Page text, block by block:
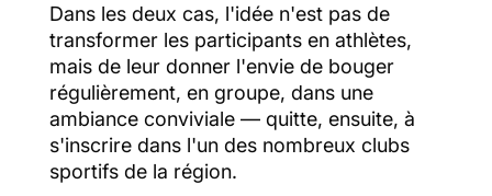
Dans les deux cas, l'idée n'est pas de
transformer les participants en athlètes,
mais de leur donner l'envie de bouger
régulièrement, en groupe, dans une
ambiance conviviale — quitte, ensuite, à
s'inscrire dans l'un des nombreux clubs
sportifs de la région.